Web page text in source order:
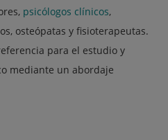
psicólogos clínicos,
osteópatas y fisioterapeutas.
para el estudio y
mediante un abordaje